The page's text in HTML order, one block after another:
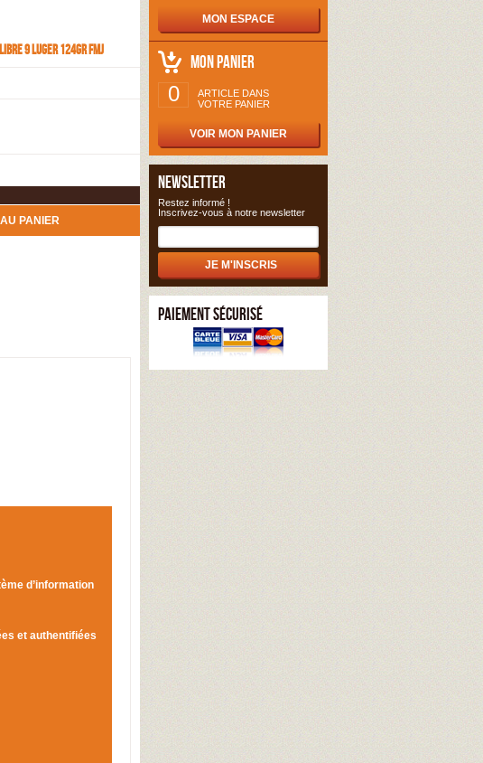
MON ESPACE
MON PANIER
0
ARTICLE DANS
VOTRE PANIER
VOIR MON PANIER
9 LUGER 124gr FMJ
PANIER
d’information
et authentifiées
NEWSLETTER
Restez informé !
Inscrivez-vous à notre newsletter
PAIEMENT SÉCURISÉ